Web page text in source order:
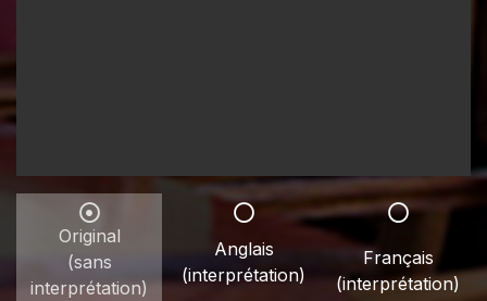
Original
(sans
interprétation)
Anglais
(interprétation)
Français
(interprétation)